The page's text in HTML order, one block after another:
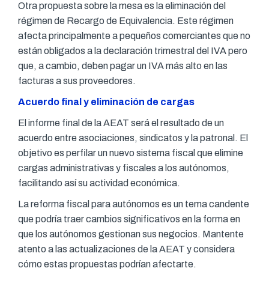
Otra propuesta sobre la mesa es la eliminación del
régimen de Recargo de Equivalencia. Este régimen
afecta principalmente a pequeños comerciantes que no
están obligados a la declaración trimestral del IVA pero
que, a cambio, deben pagar un IVA más alto en las
facturas a sus proveedores.
Acuerdo final y eliminación de cargas
El informe final de la AEAT será el resultado de un
acuerdo entre asociaciones, sindicatos y la patronal. El
objetivo es perfilar un nuevo sistema fiscal que elimine
cargas administrativas y fiscales a los autónomos,
facilitando así su actividad económica.
La reforma fiscal para autónomos es un tema candente
que podría traer cambios significativos en la forma en
que los autónomos gestionan sus negocios. Mantente
atento a las actualizaciones de la AEAT y considera
cómo estas propuestas podrían afectarte.